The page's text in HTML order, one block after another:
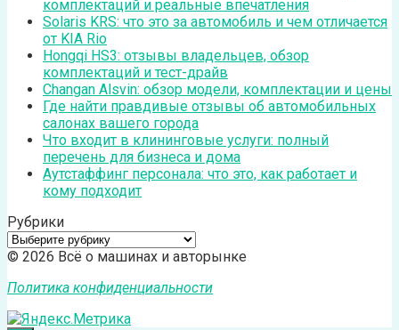
комплектаций и реальные впечатления
Solaris KRS: что это за автомобиль и чем отличается
от KIA Rio
Hongqi HS3: отзывы владельцев, обзор
комплектаций и тест-драйв
Changan Alsvin: обзор модели, комплектации и цены
Где найти правдивые отзывы об автомобильных
салонах вашего города
Что входит в клининговые услуги: полный
перечень для бизнеса и дома
Аутстаффинг персонала: что это, как работает и
кому подходит
Рубрики
Рубрики
© 2026 Всё о машинах и авторынке
Политика конфиденциальности